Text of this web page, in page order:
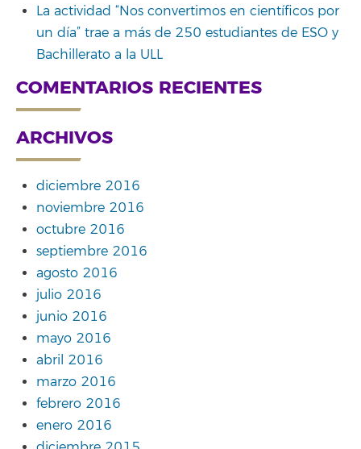
La actividad “Nos convertimos en científicos por
un día” trae a más de 250 estudiantes de ESO y
Bachillerato a la ULL
COMENTARIOS RECIENTES
ARCHIVOS
diciembre 2016
noviembre 2016
octubre 2016
septiembre 2016
agosto 2016
julio 2016
junio 2016
mayo 2016
abril 2016
marzo 2016
febrero 2016
enero 2016